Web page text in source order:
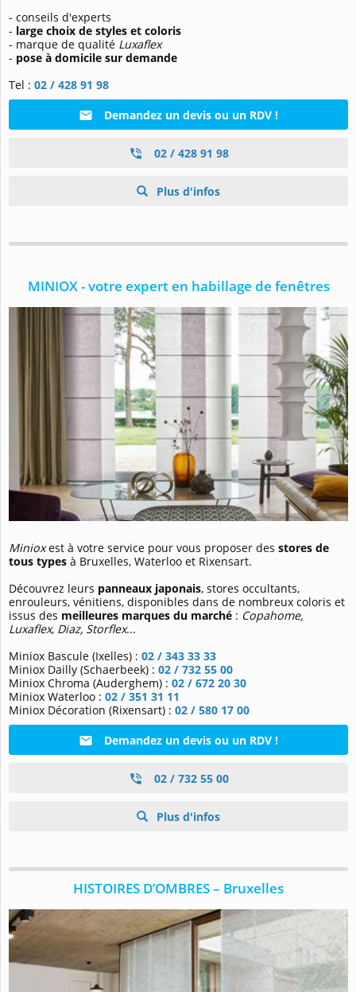
- conseils d'experts
- large choix de styles et coloris
- marque de qualité Luxaflex
- pose à domicile sur demande
Tel : 02 / 428 91 98
Demandez un devis ou un RDV !
02 / 428 91 98
Plus d'infos
MINIOX - votre expert en habillage de fenêtres
Minioxest à votre service pour vous proposer des stores de
tous types à Bruxelles, Waterloo et Rixensart.
Découvrez leurs panneaux japonais, stores occultants,
enrouleurs, vénitiens, disponibles dans de nombreux coloris et
issus des meilleures marques du marché : Copahome,
Luxaflex, Diaz, Storflex...
Miniox Bascule (Ixelles) : 02 / 343 33 33
Miniox Dailly (Schaerbeek) : 02 / 732 55 00
Miniox Chroma (Auderghem) : 02 / 672 20 30
Miniox Waterloo : 02 / 351 31 11
Miniox Décoration (Rixensart) : 02 / 580 17 00
Demandez un devis ou un RDV !
02 / 732 55 00
Plus d'infos
HISTOIRES D’OMBRES – Bruxelles